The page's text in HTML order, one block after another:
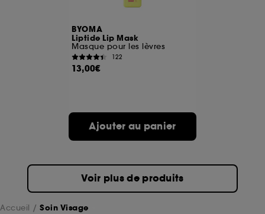
BYOMA
Liptide Lip Mask
Masque pour les lèvres
122
13,00€
Ajouter au panier
Voir plus de produits
Accueil Soin Visage
permettant l’affichage et/ou la fourniture de
certaines fonctionnalités du site, tel que les
cookies d’authentification qui sont utilisés afin de
vous faire bénéficier de l’authentification
prolongée vous permettant d’accéder à votre
pouvez personnaliser vos choix concernant le dépôt
de ces cookies grâce au bouton "personnaliser mes
choix" ci-dessous ou décider de "tout accepter".
Sephora pourra associer les informations de